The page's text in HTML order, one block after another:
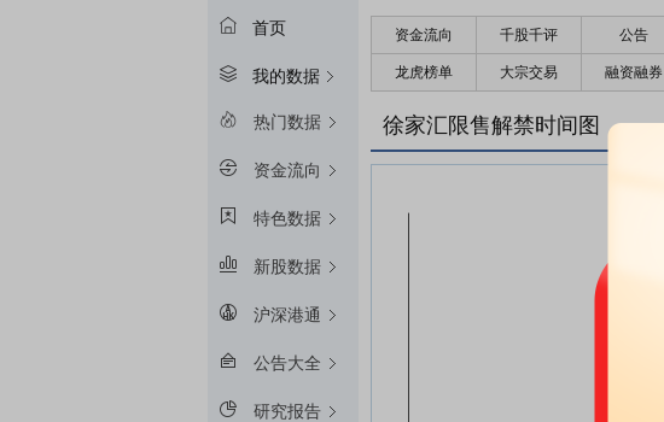
首页
我的数据
热门数据
资金流向
特色数据
新股数据
沪深港通
公告大全
研究报告
资金流向 千股千评 公告
龙虎榜单 大宗交易 融资融券
徐家汇限售解禁时间图